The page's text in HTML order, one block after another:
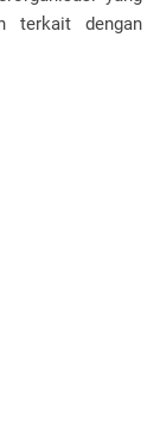
terkait dengan